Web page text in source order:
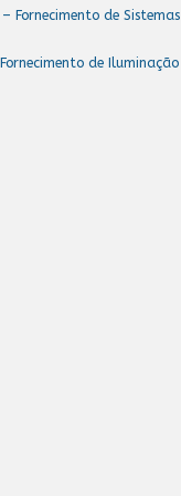
Fornecimento de Sistemas
de Iluminação